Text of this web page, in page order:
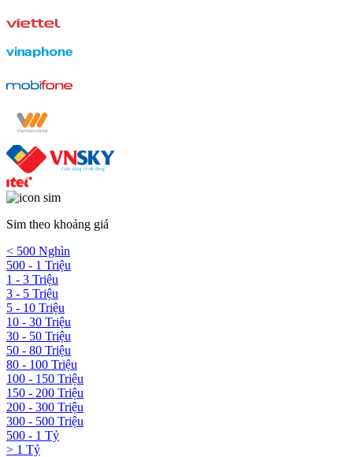
Sim theo khoảng giá
< 500 Nghìn
500 - 1 Triệu
1 - 3 Triệu
3 - 5 Triệu
5 - 10 Triệu
10 - 30 Triệu
30 - 50 Triệu
50 - 80 Triệu
80 - 100 Triệu
100 - 150 Triệu
150 - 200 Triệu
200 - 300 Triệu
300 - 500 Triệu
500 - 1 Tỷ
> 1 Tỷ